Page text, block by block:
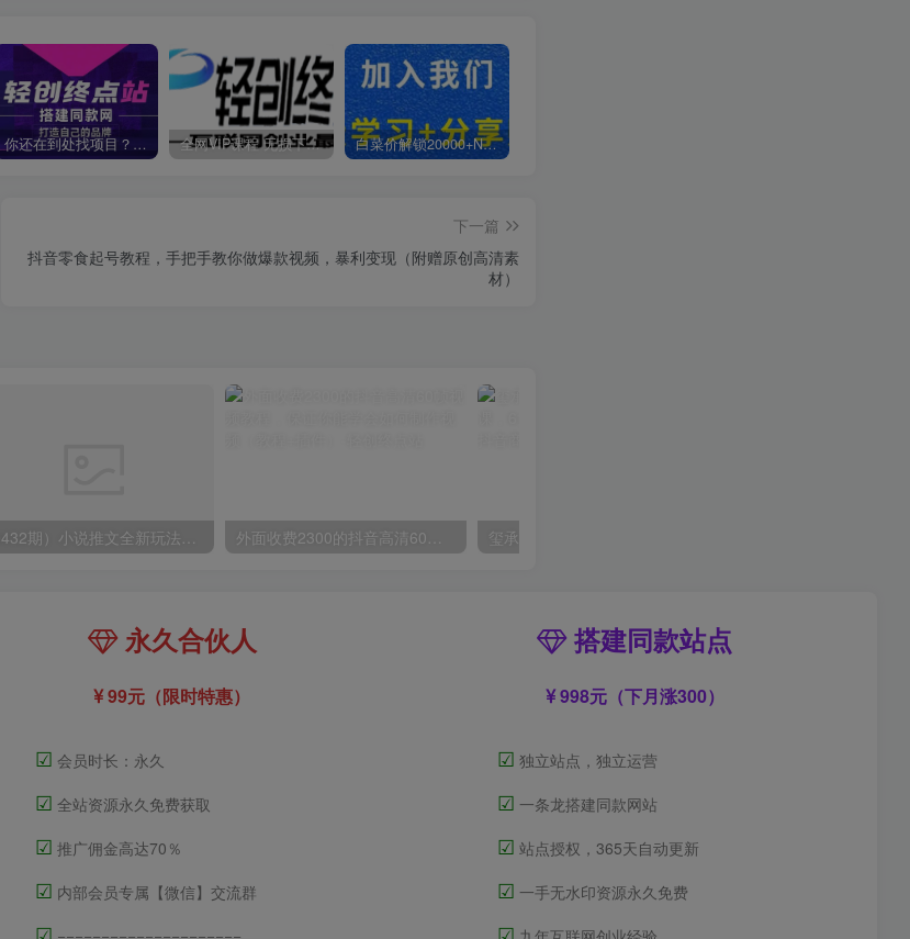
你还在到处找项目？还在当韭菜？我靠卖项目一个月收入5万+，曾经我也是个失败者。 全网VIP课程 无损下载~ 白菜价解锁20000+N个赚钱机会，加入轻创终点站会员，全站资源免费学习。
下一篇
抖音零食起号教程，手把手教你做爆款视频，暴利变现（附赠原创高清素
材）
10432期）小说推文全新玩法，5分钟一条原创视频，结合中视频bilibili赚多份收益 外面收费2300的抖音高清60帧视频教程，保证你能学会如何制作视频（教程+插件）
永久合伙人
99元（限时特惠）
☑ 会员时长：永久
☑ 全站资源永久免费获取
☑ 推广佣金高达70％
☑ 内部会员专属【微信】交流群
搭建同款站点
998元（下月涨300）
☑ 独立站点，独立运营
☑ 一条龙搭建同款网站
☑ 站点授权，365天自动更新
☑ 一手无水印资源永久免费